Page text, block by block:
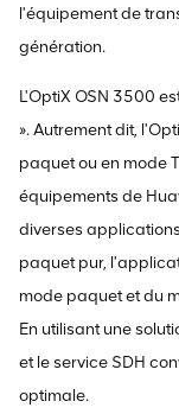
l'équipement de
génération.
L'OptiX OSN 3500
». Autrement dit,
paquet ou en mode
équipements de
diverses
paquet pur,
mode paquet et du
En utilisant une
et le service SDH
optimale.